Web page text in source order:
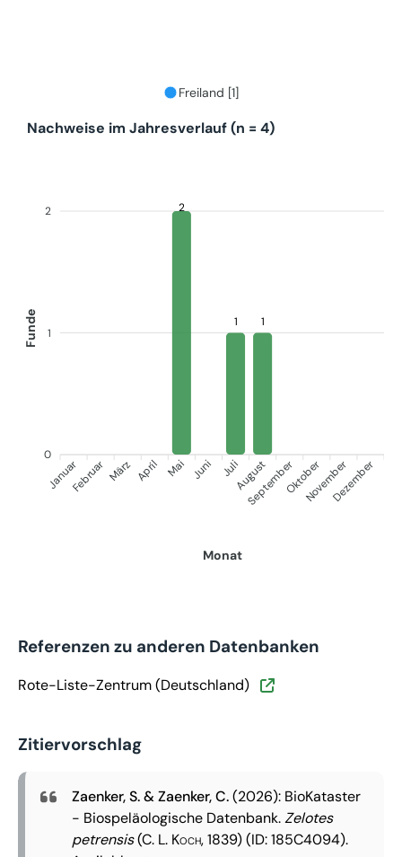
Freiland [1]
Nachweise im Jahresverlauf (n = 4)
2
1
0
Funde
2
1 1
JanuarFebruar März April Mai Juni JuliAugust
SeptemberOktoberNovemberDezember
Monat
Referenzen zu anderen Datenbanken
Rote-Liste-Zentrum (Deutschland)
Zitiervorschlag
Zaenker, S. & Zaenker, C.(2026): BioKataster
- Biospeläologische Datenbank.Zelotes
petrensis(C. L. Koch, 1839)(ID: 185C4094).